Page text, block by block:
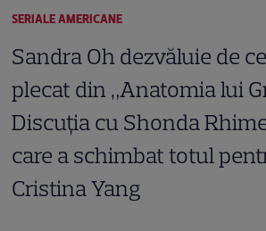
SERIALE AMERICANE
Sandra Oh dezvăluie de
plecat din „Anatomia lui
Discuția cu Shonda
care a schimbat totul
Cristina Yang